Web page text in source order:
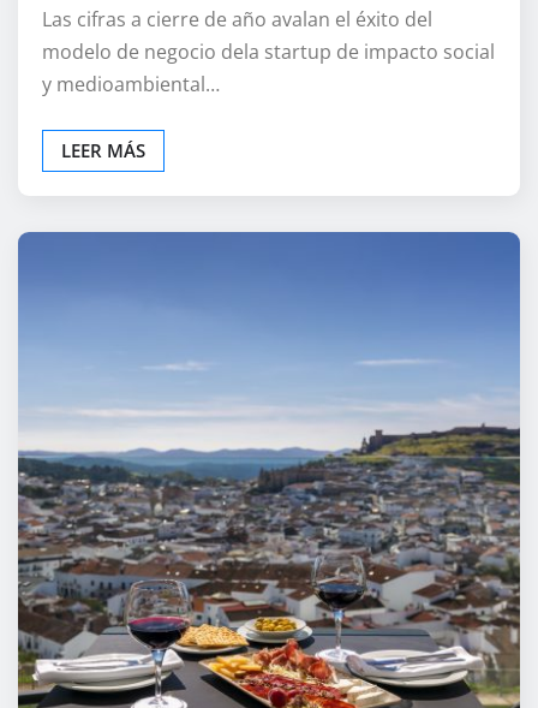
Las cifras a cierre de año avalan el éxito del
modelo de negocio dela startup de impacto social
y medioambiental…
LEER MÁS